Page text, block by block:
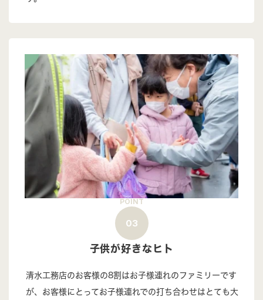
POINT
03
子供が好きなヒト
清水工務店のお客様の8割はお子様連れのファミリーです
が、お客様にとってお子様連れでの打ち合わせはとても大